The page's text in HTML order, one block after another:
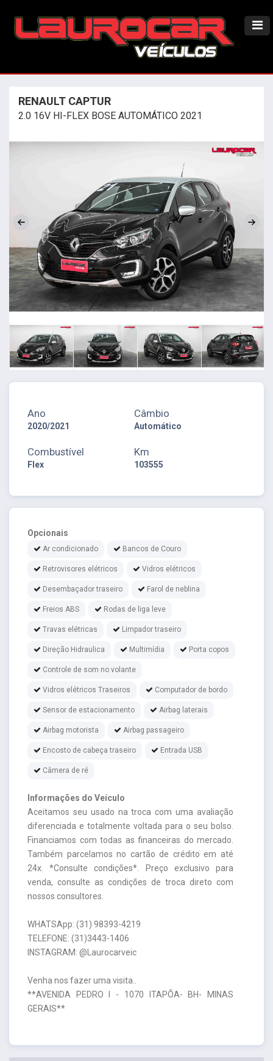
RENAULT CAPTUR
2.0 16V HI-FLEX BOSE AUTOMÁTICO 2021
Ano
2020/2021
Câmbio
Automático
Combustível
Flex
Km
103555
Opcionais
Ar condicionado Bancos de Couro
Retrovisores elétricos Vidros elétricos
Desembaçador traseiro Farol de neblina
Freios ABS Rodas de liga leve
Travas elétricas Limpador traseiro
Direção Hidraulica Multimídia Porta copos
Controle de som no volante
Vidros elétricos Traseiros Computador de bordo
Sensor de estacionamento Airbag laterais
Airbag motorista Airbag passageiro
Encosto de cabeça traseiro Entrada USB
Câmera de ré
Informações do Veículo
Aceitamos seu usado na troca com uma avaliação
diferenciada e totalmente voltada para o seu bolso.
Financiamos com todas as financeiras do mercado.
Também parcelamos no cartão de crédito em até
24x. *Consulte condições*. Preço exclusivo para
venda, consulte as condições de troca direto com
nossos consultores.
WHATSApp: (31) 98393-4219
TELEFONE: (31)3443-1406
INSTAGRAM: @Laurocarveic
Venha nos fazer uma visita..
**AVENIDA PEDRO I - 1070 ITAPÕA- BH- MINAS
GERAIS**